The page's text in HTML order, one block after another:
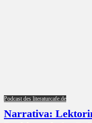
Podcast des literaturcafe.de
Narrativa: